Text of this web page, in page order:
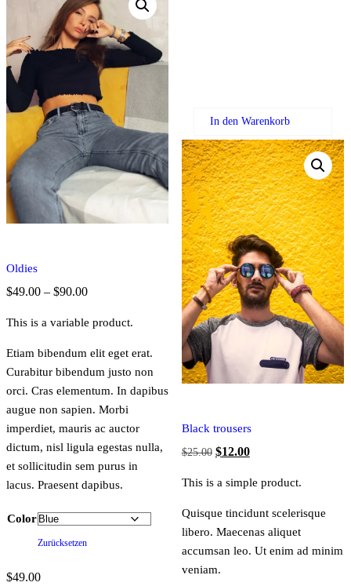
Oldies
$49.00 – $90.00Preisspanne:
bis
$90.00
This is a variable product.
Etiam bibendum elit eget erat.
Curabitur bibendum justo non
orci. Cras elementum. In dapibus
augue non sapien. Morbi
imperdiet, mauris ac auctor
dictum, nisl ligula egestas nulla,
et sollicitudin sem purus in
lacus. Praesent dapibus.
Color
Zurücksetzen
$49.00
In den Warenkorb
Black trousers
$25.00 Ursprünglicher
war:
$25.00
$12.00Aktueller
ist:
$12.00.
This is a simple product.
Quisque tincidunt scelerisque
libero. Maecenas aliquet
accumsan leo. Ut enim ad minim
veniam.